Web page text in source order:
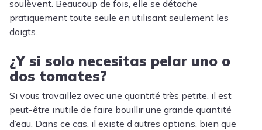
soulèvent. Beaucoup de fois, elle se détache
pratiquement toute seule en utilisant seulement les
doigts.
¿Y si solo necesitas pelar uno o
dos tomates?
Si vous travaillez avec une quantité très petite, il est
peut-être inutile de faire bouillir une grande quantité
d’eau. Dans ce cas, il existe d’autres options, bien que